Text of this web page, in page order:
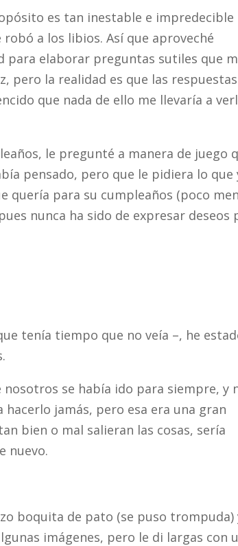
es tan inestable e impredecible
a los libios. Así que aproveché
para elaborar preguntas sutiles que
pero la realidad es que las respuestas
que nada de ello me llevaría a
le pregunté a manera de juego
pensado, pero que le pidiera lo que
quería para su cumpleaños (poco
nunca ha sido de expresar deseos
tenía tiempo que no veía –, he
se había ido para siempre, y
jamás, pero esa era una gran
bien o mal salieran las cosas, sería
nuevo.
boquita de pato (se puso trompuda)
imágenes, pero le di largas con